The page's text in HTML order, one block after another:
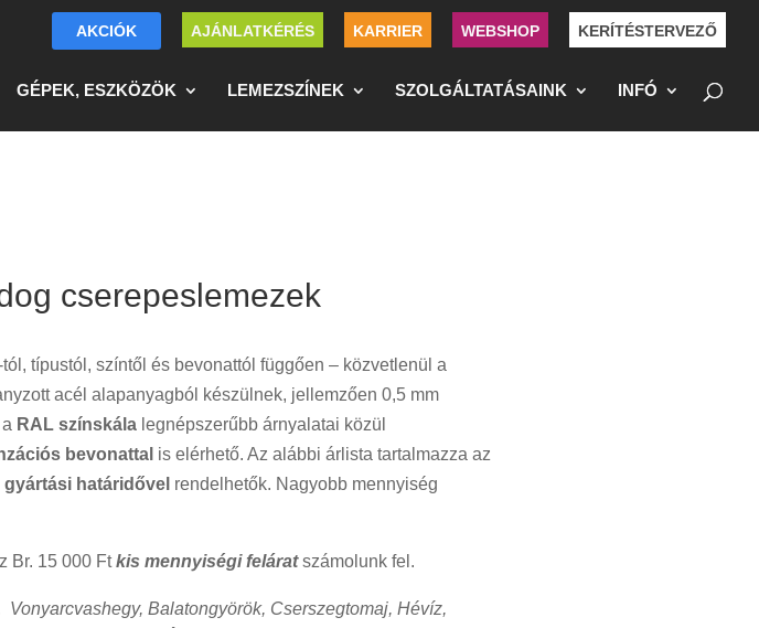
AKCIÓK AJÁNLATKÉRÉS KARRIER WEBSHOP KERÍTÉSTERVEZŐ
GÉPEK, ESZKÖZÖK LEMEZSZÍNEK SZOLGÁLTATÁSAINK INFÓ
cserepeslemezek
típustól, színtől és bevonattól függően – közvetlenül a
acél alapanyagból készülnek, jellemzően 0,5 mm
RAL színskálalegnépszerűbb árnyalatai közül
bevonattal is elérhető. Az alábbi árlista tartalmazza az
határidővel rendelhetők. Nagyobb mennyiség
Br. 15 000 Ftkis mennyiségi feláratszámolunk fel.
Balatongyörök, Cserszegtomaj, Hévíz,